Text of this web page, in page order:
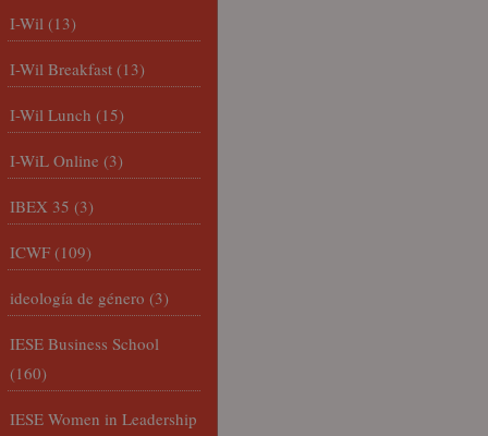
I-Wil (13)
I-Wil Breakfast (13)
I-Wil Lunch (15)
I-WiL Online (3)
IBEX 35 (3)
ICWF (109)
ideología de género (3)
IESE Business School
(160)
IESE Women in Leadership